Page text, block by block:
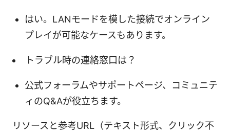
はい。LANモードを模した接続でオンライン
プレイが可能なケースもあります。
トラブル時の連絡窓口は？
公式フォーラムやサポートページ、コミュニテ
ィのQ&Aが役立ちます。
リソースと参考URL（テキスト形式、クリック不